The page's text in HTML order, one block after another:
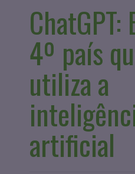
4º país
utiliza a
artificial